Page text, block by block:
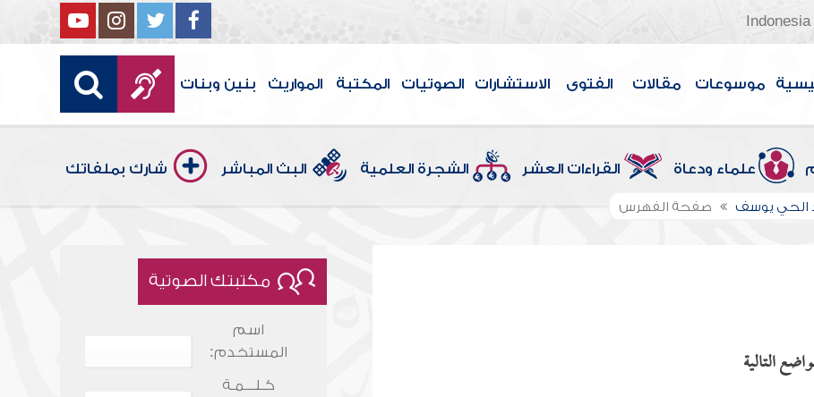
Indonesia
موسوعات مقالات الفتوى الاستشارات الصوتيات المكتبة المواريث بنين وبنات
علماء ودعاة القراءات العشر الشجرة العلمية البث المباشر شارك بملفاتك
الحي يوسف صفحة الفهرس
التالية
مكتبتك الصوتية
اسم
المستخدم:
كـلـــمـة